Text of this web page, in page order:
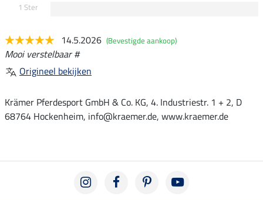
1 Ster
14.5.2026 (Bevestigde aankoop)
Mooi verstelbaar #
Origineel bekijken
Krämer Pferdesport GmbH & Co. KG, 4. Industriestr. 1 + 2, D
68764 Hockenheim, info@kraemer.de, www.kraemer.de